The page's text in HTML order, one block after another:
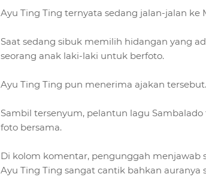
Ayu Ting Ting ternyata sedang jalan-jalan ke
Saat sedang sibuk memilih hidangan yang
seorang anak laki-laki untuk berfoto.
Ayu Ting Ting pun menerima ajakan tersebut.
Sambil tersenyum, pelantun lagu
foto bersama.
Di kolom komentar, pengunggah
Ayu Ting Ting sangat cantik bahkan auranya